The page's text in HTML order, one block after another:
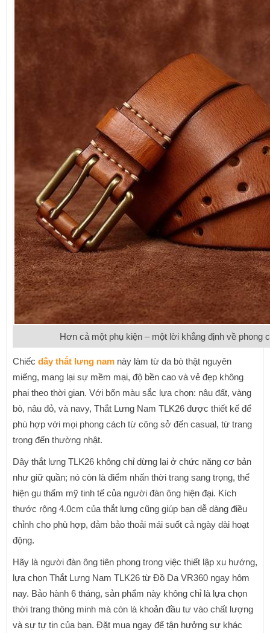
Hơn cả một phụ kiện – một lời khẳng định về phong
Chiếc dây thắt lưng nam này làm từ da bò thật nguyên
miếng, mang lại sự mềm mại, độ bền cao và vẻ đẹp không
phai theo thời gian. Với bốn màu sắc lựa chọn: nâu đất, vàng
bò, nâu đỏ, và navy, Thắt Lưng Nam TLK26 được thiết kế để
phù hợp với mọi phong cách từ công sở đến casual, từ trang
trọng đến thường nhật.
Dây thắt lưng TLK26 không chỉ dừng lại ở chức năng cơ bản
như giữ quần; nó còn là điểm nhấn thời trang sang trọng, thể
hiện gu thẩm mỹ tinh tế của người đàn ông hiện đại. Kích
thước rộng 4.0cm của thắt lưng cũng giúp bạn dễ dàng điều
chỉnh cho phù hợp, đảm bảo thoải mái suốt cả ngày dài hoạt
động.
Hãy là người đàn ông tiên phong trong việc thiết lập xu hướng,
lựa chọn Thắt Lưng Nam TLK26 từ Đồ Da VR360 ngay hôm
nay. Bảo hành 6 tháng, sản phẩm này không chỉ là lựa chọn
thời trang thông minh mà còn là khoản đầu tư vào chất lượng
và sự tự tin của bạn. Đặt mua ngay để tận hưởng sự khác